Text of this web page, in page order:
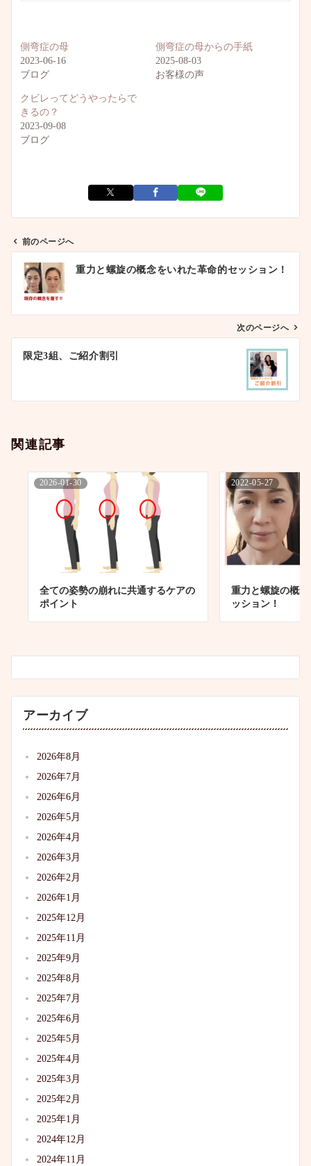
側弯症の母
2023-06-16
ブログ
側弯症の母からの手紙
2025-08-03
お客様の声
クビレってどうやったらで
きるの？
2023-09-08
ブログ
ン
前のページへ
重力と螺旋の概念をいれた革命的セッション！
次のページへ
限定3組、ご紹介割引
関連記事
2026-01-30
全ての姿勢の崩れに共通するケアの
ポイント
2022-05-27
重力と螺旋の概
ッション！
アーカイブ
2026年8月
2026年7月
2026年6月
2026年5月
2026年4月
2026年3月
2026年2月
2026年1月
2025年12月
2025年11月
2025年9月
2025年8月
2025年7月
2025年6月
2025年5月
2025年4月
2025年3月
2025年2月
2025年1月
2024年12月
2024年11月